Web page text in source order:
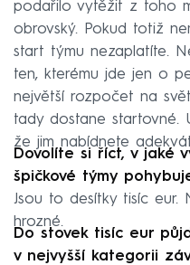
podařilo vytěžit z toho
obrovský. Pokud totiž
start týmu nezaplatíte.
ten, kterému jde jen o
největší rozpočet na
tady dostane startovné.
že jim nabídnete
Dovolíte si říct, v jaké
špičkové týmy
Jsou to desítky tisíc eur.
hrozné.
Do stovek tisíc eur
v nejvyšší kategorii